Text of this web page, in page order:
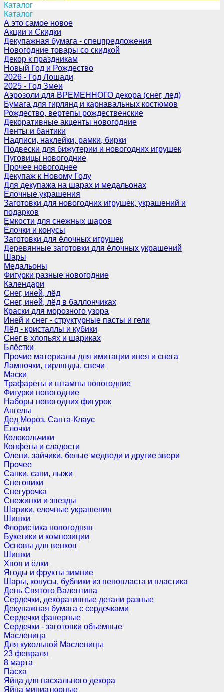
Каталог
Каталог
А это самое новое
Акции и Скидки
Декупажная бумага - спецпредложения
Новогодние товары со скидкой
Декор к праздникам
Новый Год и Рождество
2026 - Год Лошади
2025 - Год Змеи
Аэрозоли для ВРЕМЕННОГО декора (снег, лед)
Бумага для гирлянд и карнавальных костюмов
Рождество, вертепы рождественские
Декоративные акценты новогодние
Ленты и бантики
Надписи, наклейки, рамки, бирки
Подвески для бижутерии и новогодних игрушек
Пуговицы новогодние
Прочее новогоднее
Декупаж к Новому Году
Для декупажа на шарах и медальонах
Ёлочные украшения
Заготовки для новогодних игрушек, украшений и
подарков
Емкости для снежных шаров
Ёлочки и конусы
Заготовки для ёлочных игрушек
Деревянные заготовки для ёлочных украшений
Шары
Медальоны
Фигурки разные новогодние
Календари
Снег, иней, лёд
Снег, иней, лёд в баллончиках
Краски для морозного узора
Иней и снег - структурные пасты и гели
Лёд - кристаллы и кубики
Снег в хлопьях и шариках
Блёстки
Прочие материалы для имитации инея и снега
Лампочки, гирлянды, свечи
Маски
Трафареты и штампы новогодние
Фигурки новогодние
Наборы новогодних фигурок
Ангелы
Дед Мороз, Санта-Клаус
Елочки
Колокольчики
Конфеты и сладости
Олени, зайчики, белые медведи и другие звери
Прочее
Санки, сани, лыжи
Снеговики
Снегурочка
Снежинки и звезды
Шарики, елочные украшения
Шишки
Флористика новогодняя
Букетики и композиции
Основы для венков
Шишки
Хвоя и ёлки
Ягоды и фрукты зимние
Шары, конусы, бублики из пенопласта и пластика
День Святого Валентина
Сердечки, декоративные детали разные
Декупажная бумага с сердечками
Сердечки фанерные
Сердечки - заготовки объемные
Масленица
Для кукольной Масленицы
23 февраля
8 марта
Пасха
Яйца для пасхального декора
Яйца миниатюрные